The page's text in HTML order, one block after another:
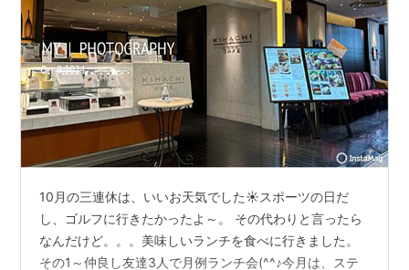
10月の三連休は、いいお天気でした☀スポーツの日だ
し、ゴルフに行きたかったよ～。 その代わりと言ったら
なんだけど。。。美味しいランチを食べに行きました。
その1～仲良し友達3人で月例ランチ会(^^♪今月は、ステ